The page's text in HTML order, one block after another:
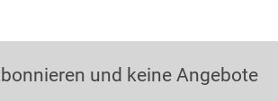
und keine Angebote